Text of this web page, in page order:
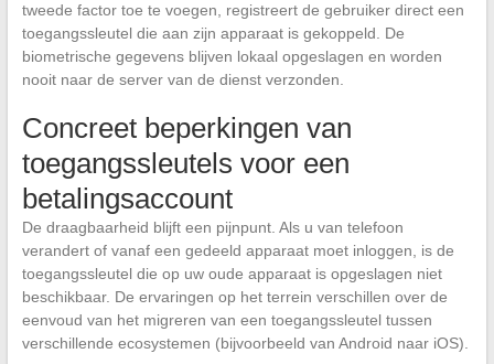
tweede factor toe te voegen, registreert de gebruiker direct een
toegangssleutel die aan zijn apparaat is gekoppeld. De
biometrische gegevens blijven lokaal opgeslagen en worden
nooit naar de server van de dienst verzonden.
Concreet beperkingen van
toegangssleutels voor een
betalingsaccount
De draagbaarheid blijft een pijnpunt. Als u van telefoon
verandert of vanaf een gedeeld apparaat moet inloggen, is de
toegangssleutel die op uw oude apparaat is opgeslagen niet
beschikbaar. De ervaringen op het terrein verschillen over de
eenvoud van het migreren van een toegangssleutel tussen
verschillende ecosystemen (bijvoorbeeld van Android naar iOS).